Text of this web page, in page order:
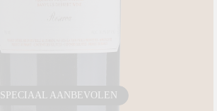
SPECIAAL AANBEVOLEN